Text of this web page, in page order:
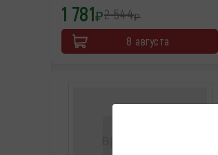
1 781₽2 544₽
8 августа